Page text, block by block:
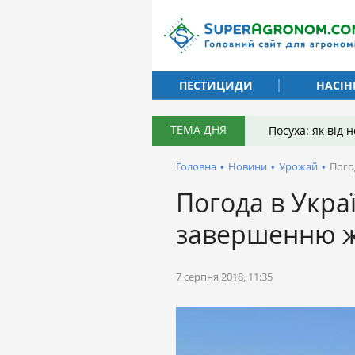
ПЕСТИЦИДИ
ТЕМА ДНЯ Посуха: як від
Головна • Новини • Урожай •
Погода в
завершенню
7 серпня 2018, 11:35